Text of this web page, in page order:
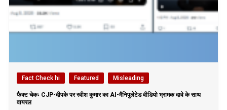
Fact Check hi Featured Misleading
फैक्ट चेकः CJP-दीपके पर रवीश कुमार का AI-मैनिपुलेटेड वीडियो भ्रामक दावे के साथ
वायरल